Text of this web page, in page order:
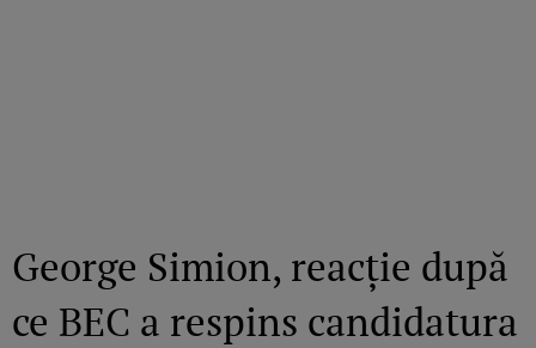
George Simion, reacție după
ce BEC a respins candidatura